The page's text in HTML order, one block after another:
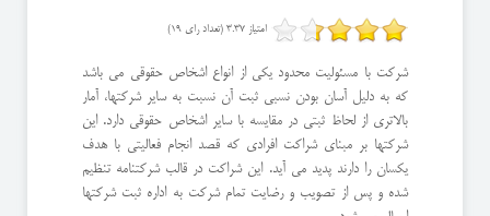
امتیاز 3.37 (تعداد رای 19)
شرکت با مسئولیت محدود یکی از انواع اشخاص حقوقی می باشد
که به دلیل آسان بودن نسبی ثبت آن نسبت به سایر شرکتها، آمار
بالاتری از لحاظ ثبتی در مقایسه با سایر اشخاص حقوقی دارد. این
شرکتها بر مبنای شراکت افرادی که قصد انجام فعالیتی با هدف
یکسان را دارند پدید می آید. این شراکت در قالب شرکتنامه تنظیم
شده و پس از تصویب و رضایت تمام شرکت به اداره ثبت شرکتها